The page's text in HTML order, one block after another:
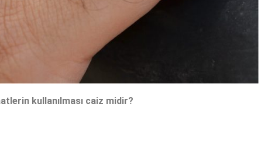
kullanılması caiz midir?